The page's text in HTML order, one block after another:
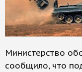
Министерство
сообщило, что